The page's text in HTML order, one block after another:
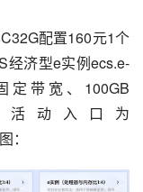
配置160元1个
经济型e实例ecs.e-
定带宽、100GB
：